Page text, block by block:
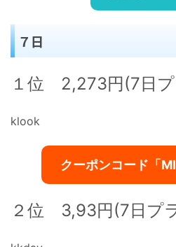
７日
１位 2,273円(7日
klook
クーポンコード「
２位 3,93円(7日プ